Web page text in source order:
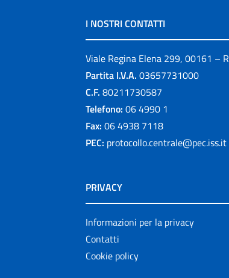
I NOSTRI CONTATTI
Viale Regina Elena 299, 00161 –
Partita I.V.A. 03657731000
C.F. 80211730587
Telefono: 06 4990 1
Fax: 06 4938 7118
PEC: protocollo.centrale@pec.iss.it
PRIVACY
Informazioni per la privacy
Contatti
Cookie policy